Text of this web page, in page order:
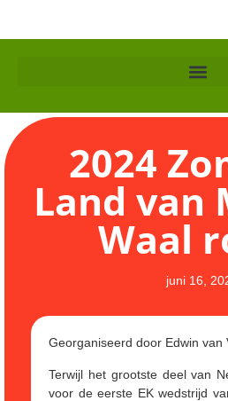
2024
Land van
Waal
juni 16,
Georganiseerd door Edwin van
Terwijl het grootste deel van
voor de eerste EK wedstrijd